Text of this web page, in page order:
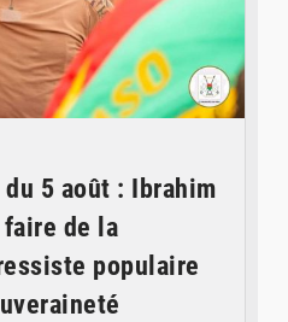
5 août : Ibrahim
de la
populaire